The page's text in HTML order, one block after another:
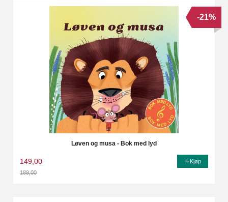
Løven og musa - Bok med lyd
149,00
189,00
-21%
Kjøp